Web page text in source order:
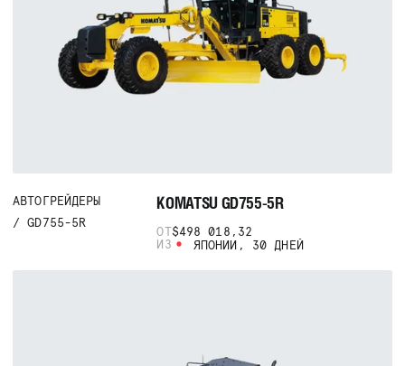
GD755-5R
АВТОГРЕЙДЕРЫ KOMATSU GD755-5R
ОТ$498 018,32
ИЗ
ЯПОНИИ, 30 ДНЕЙ